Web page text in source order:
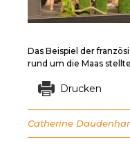
Das Beispiel der
rund um die Maas
Drucken
Catherine